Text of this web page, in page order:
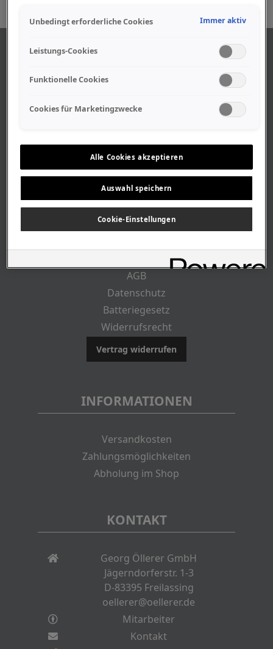
Geschäftszeiten
Stellenangebote
Geschichte
RECHTLICHES
AGB
Datenschutz
Batteriegesetz
Widerrufsrecht
Vertrag widerrufen
INFORMATIONEN
Versandkosten
Zahlungsmöglichkeiten
Abholung im Shop
KONTAKT
Georg Öllerer GmbH
Jägerndorferstr. 1-3
D-83395 Freilassing
oellerer@oellerer.de
Mitarbeiter
Kontakt
Unbedingt erforderliche Cookies Immer aktiv
Leistungs-Cookies
Funktionelle Cookies
Cookies für Marketingzwecke
Alle Cookies akzeptieren
Auswahl speichern
Cookie-Einstellungen